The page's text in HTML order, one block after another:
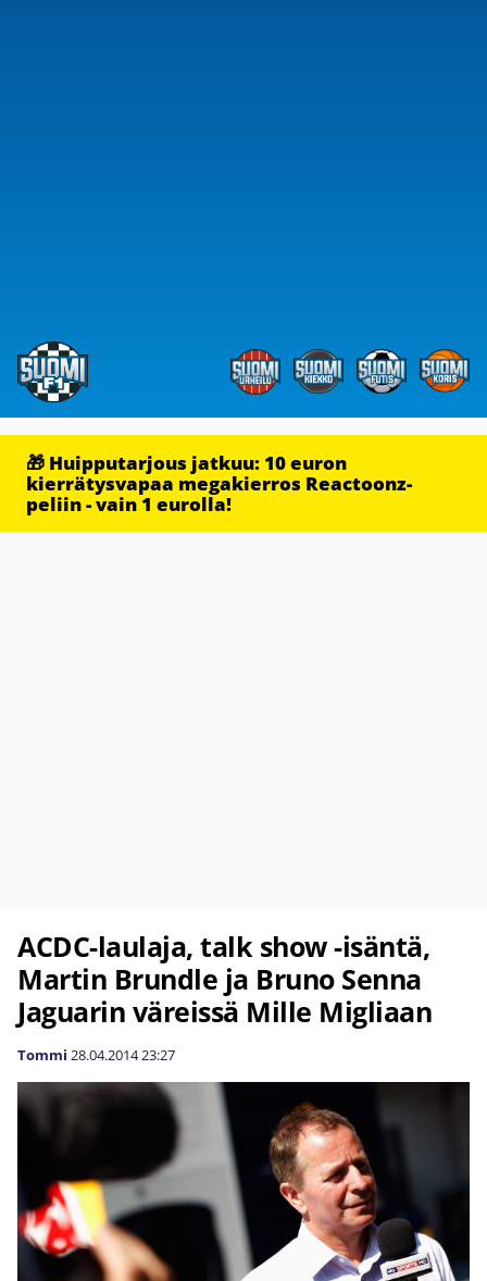
🎁 Huipputarjous jatkuu: 10 euron
kierrätysvapaa megakierros Reactoonz-
peliin - vain 1 eurolla!
ACDC-laulaja, talk show -isäntä,
Martin Brundle ja Bruno Senna
Jaguarin väreissä Mille Migliaan
Tommi 28.04.201423:27